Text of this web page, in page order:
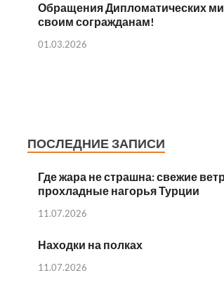
Обращения Дипломатических
своим согражданам!
01.03.2026
ПОСЛЕДНИЕ ЗАПИСИ
Где жара не страшна: свежие
прохладные нагорья Турции
11.07.2026
Находки на полках
11.07.2026